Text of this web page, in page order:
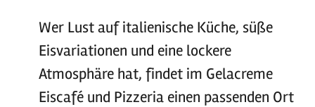
Wer Lust auf italienische Küche, süße
Eisvariationen und eine lockere
Atmosphäre hat, findet im Gelacreme
Eiscafé und Pizzeria einen passenden Ort